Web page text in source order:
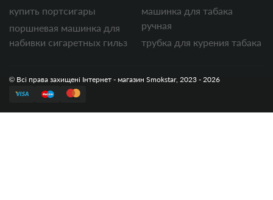
купить портсигары
поршневая машинка для
набивки сигаретных гильз
машинка для табака
ручная
трубка для курения табака
© Всі права захищені Інтернет - магазин Smokstar, 2023 - 2026